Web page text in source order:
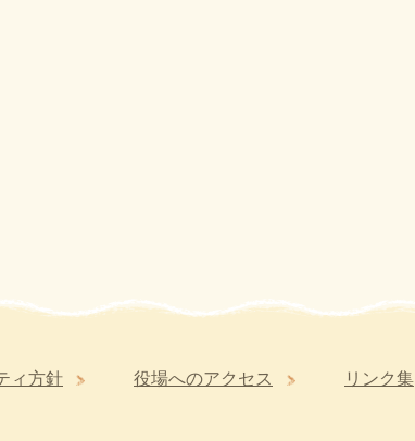
ィ方針 役場へのアクセス リンク集